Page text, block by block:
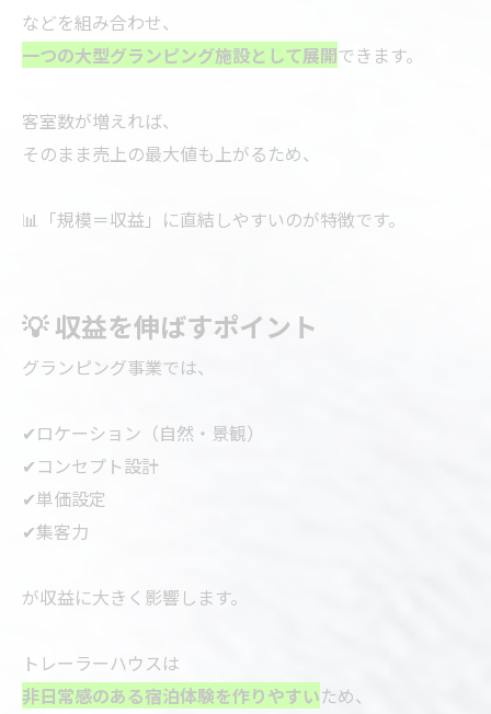
などを組み合わせ、
一つの大型グランピング施設として展開できます。
客室数が増えれば、
そのまま売上の最大値も上がるため、
📊「規模＝収益」に直結しやすいのが特徴です。
💡 収益を伸ばすポイント
グランピング事業では、
✔ロケーション（自然・景観）
✔コンセプト設計
✔単価設定
✔集客力
が収益に大きく影響します。
トレーラーハウスは
非日常感のある宿泊体験を作りやすいため、